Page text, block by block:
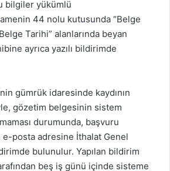
bilgiler yükümlü
44 nolu kutusunda “Belge
Tarihi” alanlarında beyan
ayrıca yazılı bildirimde
gümrük idaresinde kaydının
gözetim belgesinin sistem
durumunda, başvuru
posta adresine İthalat Genel
bulunulur. Yapılan bildirim
beş iş günü içinde sisteme